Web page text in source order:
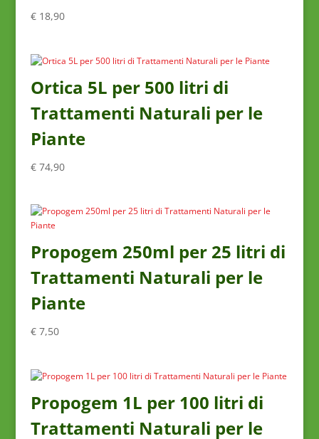
€18,90
Ortica 5L per 500 litri di
Trattamenti Naturali per le
Piante
€74,90
Propogem 250ml per 25 litri di
Trattamenti Naturali per le
Piante
€7,50
Propogem 1L per 100 litri di
Trattamenti Naturali per le